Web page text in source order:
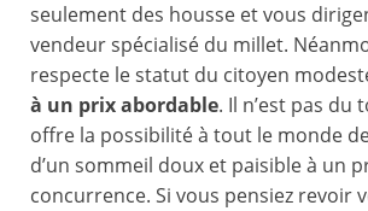
seulement des housse et vous
vendeur spécialisé du millet.
respecte le statut du citoyen
à un prix abordable. Il n’est pas du
offre la possibilité à tout le monde
d’un sommeil doux et paisible à un
concurrence. Si vous pensiez revoir